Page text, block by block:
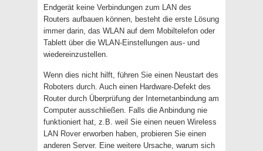
Endgerät keine Verbindungen zum LAN des
Routers aufbauen können, besteht die erste Lösung
immer darin, das WLAN auf dem Mobiltelefon oder
Tablett über die WLAN-Einstellungen aus- und
wiedereinzustellen.
Wenn dies nicht hilft, führen Sie einen Neustart des
Roboters durch. Auch einen Hardware-Defekt des
Router durch Überprüfung der Internetanbindung am
Computer ausschließen. Falls die Anbindung nie
funktioniert hat, z.B. weil Sie einen neuen Wireless
LAN Rover erworben haben, probieren Sie einen
anderen Server. Eine weitere Ursache, warum sich